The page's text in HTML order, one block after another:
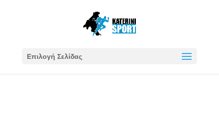
Επιλογή Σελίδας